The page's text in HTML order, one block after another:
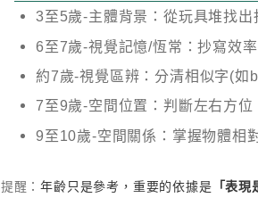
3 至5歲-主體背景：從玩具堆找
6 至7歲-視覺記憶/恆常：抄寫效
約7歲-視覺區辨：分清相似字(如
7 至9歲-空間位置：判斷左右方位
9 至10歲-空間關係：掌握物體相
提醒：年齡只是參考，重要的依據是 「表